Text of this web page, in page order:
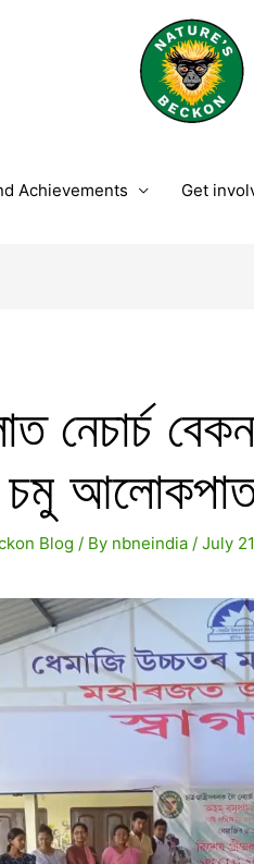
Achievements Get
নেচাৰ্চ
চমু
Blog / By nbneindia /July